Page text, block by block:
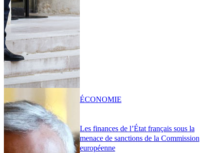
Les finances de l’État français sous la
menace de sanctions de la Commission
européenne
ÉCONOMIE